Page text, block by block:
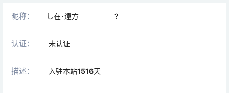
昵称： し在･遠方 ?
认证： 未认证
描述： 入驻本站1516天